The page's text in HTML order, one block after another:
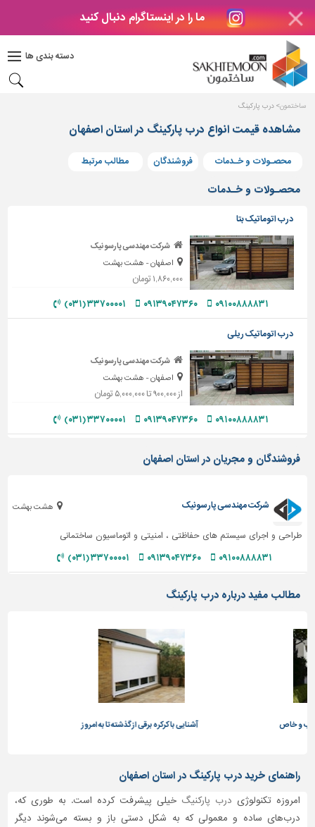
ما را در اینستاگرام دنبال کنید
دسته بندی ها
دکوراسیون
بتن
های
بتنی
و
پنجره
ساختمانی
پله،
نرده
و
حفاظ
دیوارپوش،
کفپوش
و
سنگ
سرویس
بهداشتی
ابزار،یراق
ماشین
برقی،روشنایی،ایمنی
محوطه
سازی
و
نما
ساخت
ساختمون درب پارکینگ
مشاهده قیمت انواع درب پارکینگ در استان اصفهان
محصـولات و خـدمات فروشندگان مطالب مرتبط
محصـولات و خـدمات
درب اتوماتیک بتا
شرکت مهندسی پارسونیک
اصفهان - هشت بهشت
۱,۸۶۰,۰۰۰ تومان
۰۹۱۰۰۸۸۸۸۳۱ ۰۹۱۳۹۰۴۷۳۶۰ ۳۳۷۰۰۰۰۱ (۰۳۱)
درب اتوماتیک ریلی
شرکت مهندسی پارسونیک
اصفهان - هشت بهشت
از ۹۰۰,۰۰۰ تا ۵,۰۰۰,۰۰۰ تومان
۰۹۱۰۰۸۸۸۸۳۱ ۰۹۱۳۹۰۴۷۳۶۰ ۳۳۷۰۰۰۰۱ (۰۳۱)
فروشندگان و مجریان در استان اصفهان
هشت بهشت شرکت مهندسی پارسونیک
طراحی و اجرای سیستم های حفاظتی ، امنیتی و اتوماسیون ساختمانی
۰۹۱۰۰۸۸۸۸۳۱ ۰۹۱۳۹۰۴۷۳۶۰ ۳۳۷۰۰۰۰۱ (۰۳۱)
مطالب مفید درباره درب پارکینگ
و خاص آشنایی با کرکره برقی از گذشته تا به امروز
راهنمای خرید درب پارکینگ در استان اصفهان
امروزه تکنولوژی درب پارکنیگ خیلی پیشرفت کرده است. به طوری که،
درب‌های ساده و معمولی که به شکل دستی باز و بسته می‌شوند دیگر